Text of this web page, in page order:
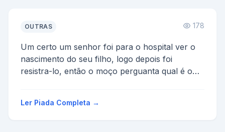
OUTRAS 178
Um certo um senhor foi para o hospital ver o
nascimento do seu filho, logo depois foi
resistra-lo, então o moço perguanta qual é o
Ler Piada Completa →